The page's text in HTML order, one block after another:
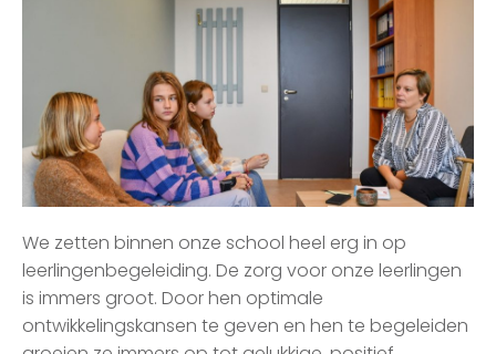
We zetten binnen onze school heel erg in op
leerlingenbegeleiding. De zorg voor onze leerlingen
is immers groot. Door hen optimale
ontwikkelingskansen te geven en hen te begeleiden